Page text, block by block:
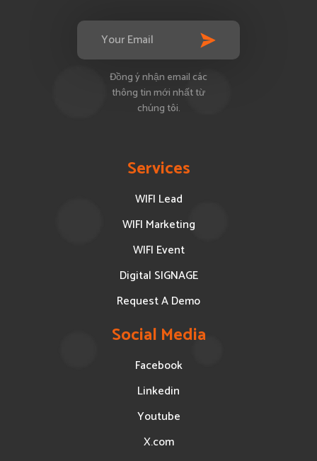
Đồng ý nhận email các
thông tin mới nhất từ
chúng tôi.
Services
WIFI Lead
WIFI Marketing
WIFI Event
Digital SIGNAGE
Request A Demo
Social Media
Facebook
Linkedin
Youtube
X.com